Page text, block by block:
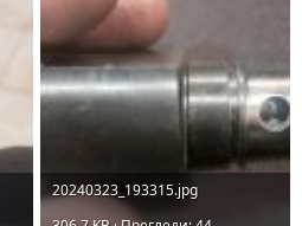
20240323_193315.jpg